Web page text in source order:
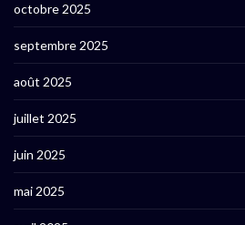
octobre 2025
septembre 2025
août 2025
juillet 2025
juin 2025
mai 2025